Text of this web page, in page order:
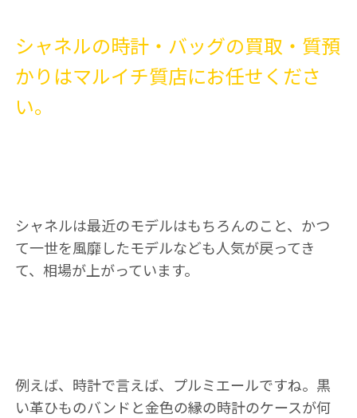
シャネルの時計・バッグの買取・質預
かりはマルイチ質店にお任せくださ
い。
シャネルは最近のモデルはもちろんのこと、かつ
て一世を風靡したモデルなども人気が戻ってき
て、相場が上がっています。
例えば、時計で言えば、プルミエールですね。黒
い革ひものバンドと金色の縁の時計のケースが何